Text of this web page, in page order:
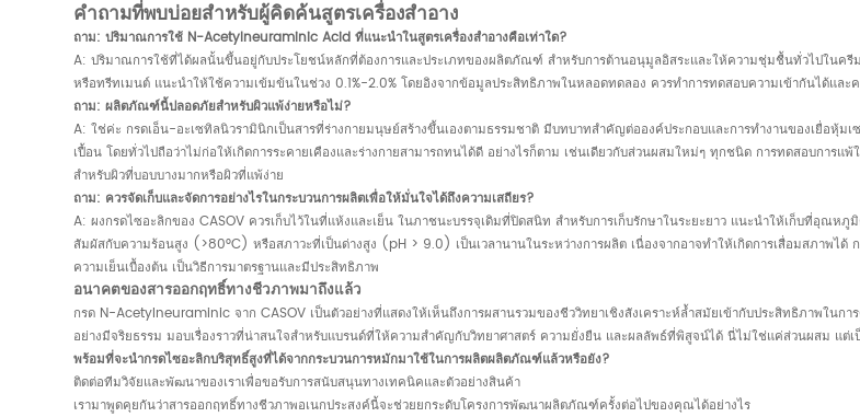
คำถามที่พบบ่อยสำหรับผู้คิดค้นสูตรเครื่องสำอาง
ถาม: ปริมาณการใช้ N-Acetylneuraminic Acid ที่แนะนำในสูตรเครื่องสำอางคือเท่าใด?
A: ปริมาณการใช้ที่ได้ผลนั้นขึ้นอยู่กับประโยชน์หลักที่ต้องการและประเภทของผลิตภัณฑ์ สำหรับการต้านอนุมูลอิสระและให้ความชุ่มชื้นทั่วไปในค
หรือทรีทเมนต์ แนะนำให้ใช้ความเข้มข้นในช่วง 0.1%-2.0% โดยอิงจากข้อมูลประสิทธิภาพในหลอดทดลอง ควรทำการทดสอบความเข้ากันได้และ
ถาม: ผลิตภัณฑ์นี้ปลอดภัยสำหรับผิวแพ้ง่ายหรือไม่?
A: ใช่ค่ะ กรดเอ็น-อะเซทิลนิวรามินิกเป็นสารที่ร่างกายมนุษย์สร้างขึ้นเองตามธรรมชาติ มีบทบาทสำคัญต่อองค์ประกอบและการทำงานของเยื่อ
เปื้อน โดยทั่วไปถือว่าไม่ก่อให้เกิดการระคายเคืองและร่างกายสามารถทนได้ดี อย่างไรก็ตาม เช่นเดียวกับส่วนผสมใหม่ๆ ทุกชนิด การทดสอบก
สำหรับผิวที่บอบบางมากหรือผิวที่แพ้ง่าย
ถาม: ควรจัดเก็บและจัดการอย่างไรในกระบวนการผลิตเพื่อให้มั่นใจได้ถึงความเสถียร?
A: ผงกรดไซอะลิกของ CASOV ควรเก็บไว้ในที่แห้งและเย็น ในภาชนะบรรจุเดิมที่ปิดสนิท สำหรับการเก็บรักษาในระยะยาว แนะนำให้เก็บที่อุณ
สัมผัสกับความร้อนสูง (>80°C) หรือสภาวะที่เป็นด่างสูง (pH > 9.0) เป็นเวลานานในระหว่างการผลิต เนื่องจากอาจทำให้เกิดการเสื่อมสภาพ
ความเย็นเบื้องต้น เป็นวิธีการมาตรฐานและมีประสิทธิภาพ
อนาคตของสารออกฤทธิ์ทางชีวภาพมาถึงแล้ว
กรด N-Acetylneuraminic จาก CASOV เป็นตัวอย่างที่แสดงให้เห็นถึงการผสานรวมของชีววิทยาเชิงสังเคราะห์ล้ำสมัยเข้ากับประสิทธิภาพใน
อย่างมีจริยธรรม มอบเรื่องราวที่น่าสนใจสำหรับแบรนด์ที่ให้ความสำคัญกับวิทยาศาสตร์ ความยั่งยืน และผลลัพธ์ที่พิสูจน์ได้ นี่ไม่ใช่แค่ส่วนผสม แต่
พร้อมที่จะนำกรดไซอะลิกบริสุทธิ์สูงที่ได้จากกระบวนการหมักมาใช้ในการผลิตผลิตภัณฑ์แล้วหรือยัง?
ติดต่อทีมวิจัยและพัฒนาของเราเพื่อขอรับการสนับสนุนทางเทคนิคและตัวอย่างสินค้า
เรามาพูดคุยกันว่าสารออกฤทธิ์ทางชีวภาพอเนกประสงค์นี้จะช่วยยกระดับโครงการพัฒนาผลิตภัณฑ์ครั้งต่อไปของคุณได้อย่างไร